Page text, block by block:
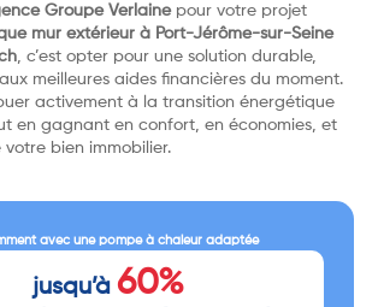
Groupe Verlainepour votre projet
mur extérieur à Port-Jérôme-sur-Seine
, c’est opter pour une solution durable,
meilleures aides financières du moment.
activement à la transition énergétique
en gagnant en confort, en économies, et
bien immobilier.
avec une pompe à chaleur adaptée
jusqu’à 60%